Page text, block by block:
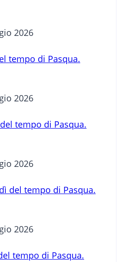
2026
tempo di Pasqua.
2026
tempo di Pasqua.
2026
del tempo di Pasqua.
2026
tempo di Pasqua.